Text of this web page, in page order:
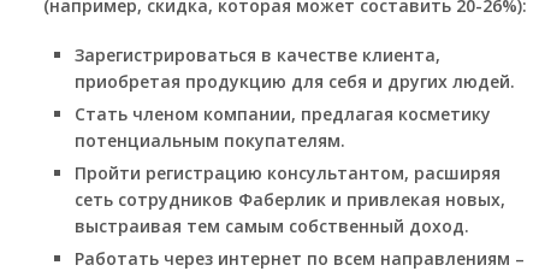
(например, скидка, которая может составить 20-26%):
Зарегистрироваться в качестве клиента,
приобретая продукцию для себя и других людей.
Стать членом компании, предлагая косметику
потенциальным покупателям.
Пройти регистрацию консультантом, расширяя
сеть сотрудников Фаберлик и привлекая новых,
выстраивая тем самым собственный доход.
Работать через интернет по всем направлениям –